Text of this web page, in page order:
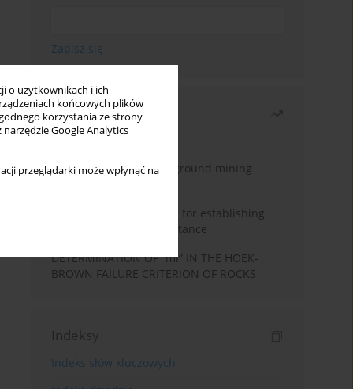
o użytkownikach i ich
końcowych plików
korzystania ze strony
Google Analytics
przeglądarki może wpłynąć na
Najczęściej czytane
Miesiąc
Rok
Methodology for underground mining
New theoretical method for establishing
indentation rolling resistance
DETERMINATION OF “mi” IN THE HOEK-
BROWN FAILURE CRITERION OF ROCKS
Indeksy
Indeks słów kluczowych